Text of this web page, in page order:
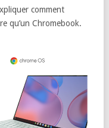
comment
qu’un Chromebook.